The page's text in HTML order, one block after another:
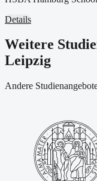
Details
Weitere
Leipzig
Andere